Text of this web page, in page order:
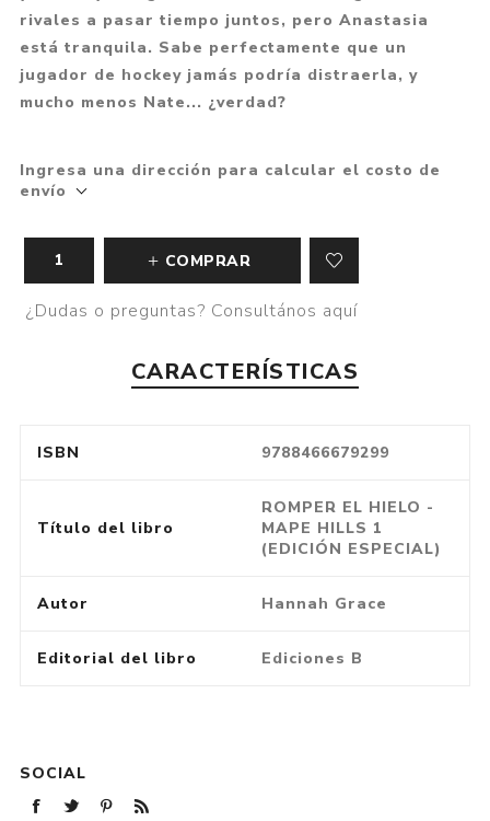
rivales a pasar tiempo juntos, pero Anastasia
está tranquila. Sabe perfectamente que un
jugador de hockey jamás podría distraerla, y
mucho menos Nate... ¿verdad?
Ingresa una dirección para calcular el costo de
envío
COMPRAR
¿Dudas o preguntas? Consultános aquí
CARACTERÍSTICAS
ISBN 9788466679299
Título del libro
ROMPER EL HIELO -
MAPE HILLS 1
(EDICIÓN ESPECIAL)
Autor Hannah Grace
Editorial del libro Ediciones B
SOCIAL